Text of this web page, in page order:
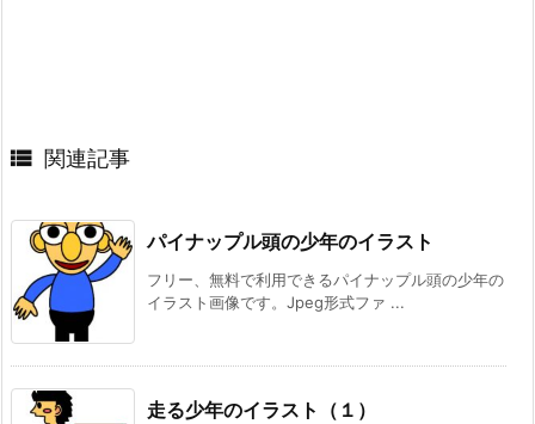
 関連記事
パイナップル頭の少年のイラスト
フリー、無料で利用できるパイナップル頭の少年の
イラスト画像です。Jpeg形式ファ ...
走る少年のイラスト（１）